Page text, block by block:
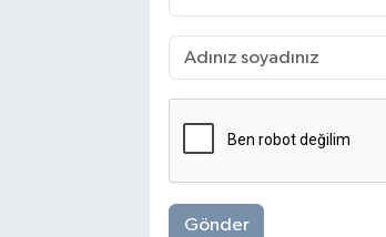
Gönder